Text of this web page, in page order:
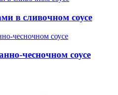
в сливочном соусе
чесночном соусе